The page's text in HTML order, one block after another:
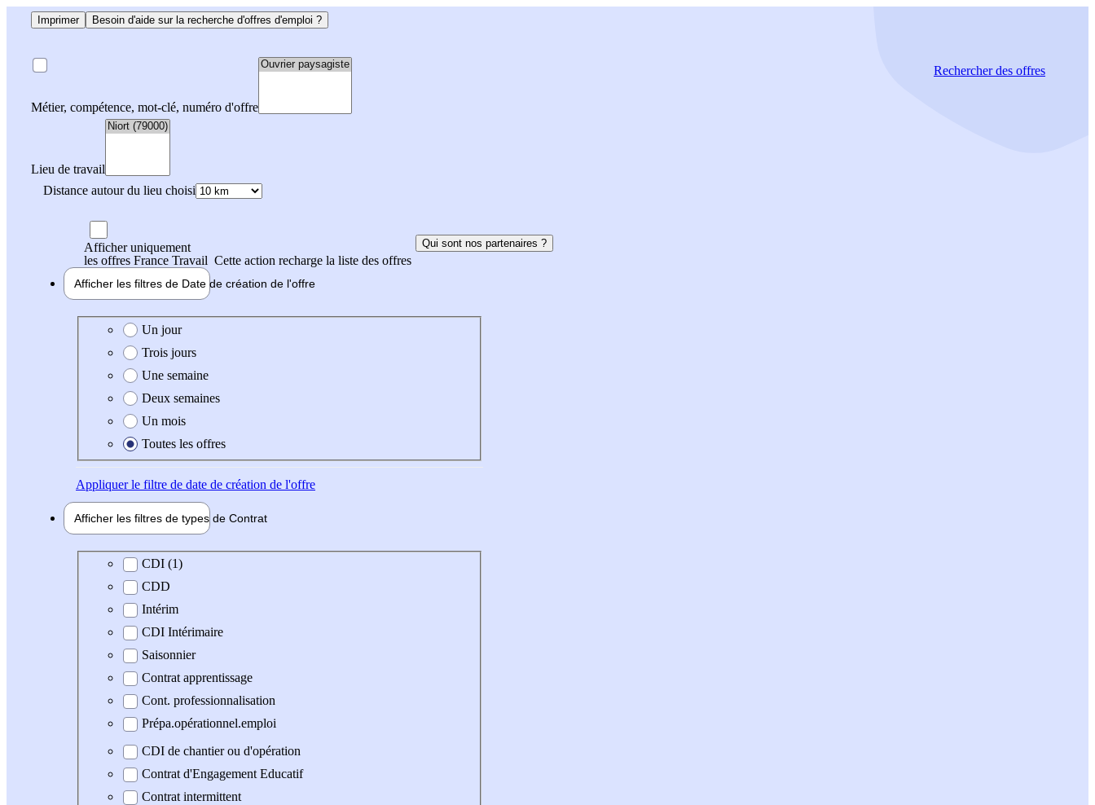
Imprimer Besoin d'aide sur la recherche d'offres d'emploi ?
Métier, compétence, mot-clé, numéro d'offre
Lieu de travail
Distance autour du lieu choisi
Rechercherdes offres
Afficher uniquement
les offres France Travail Cette action recharge la liste des offres
Qui sont nos partenaires ?
Afficher les filtres de Date de création de l'offre
Date de création de l'offre
Un jour
Trois jours
Une semaine
Deux semaines
Un mois
Toutes les offres
Appliquerle filtre de date de création de l'offre
Afficher les filtres de types de Contrat
Type de contrat
CDI (1)
CDD
Intérim
CDI Intérimaire
Saisonnier
Contrat apprentissage
Cont. professionnalisation
Prépa.opérationnel.emploi
CDI de chantier ou d'opération
Contrat d'Engagement Educatif
Contrat intermittent